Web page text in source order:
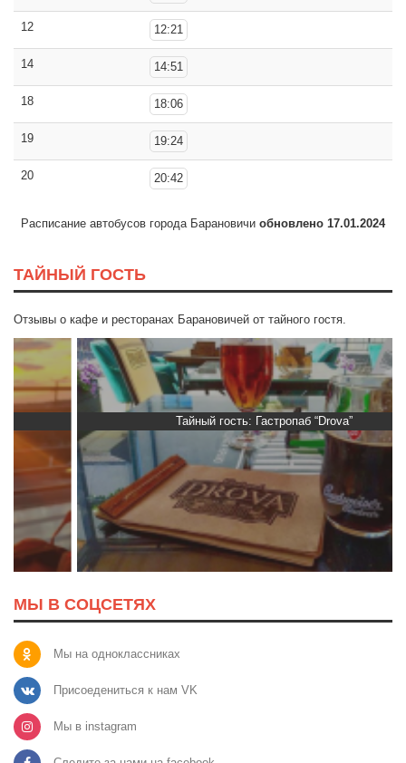
12 12:21
14 14:51
18 18:06
19 19:24
20 20:42
Расписание автобусов города Барановичи обновлено 17.01.2024
ТАЙНЫЙ ГОСТЬ
Отзывы о кафе и ресторанах Барановичей от тайного гостя.
Тайный гость: Гастропаб “Drova”
МЫ В СОЦСЕТЯХ
Мы на одноклассниках
Присоедениться к нам VK
Мы в instagram